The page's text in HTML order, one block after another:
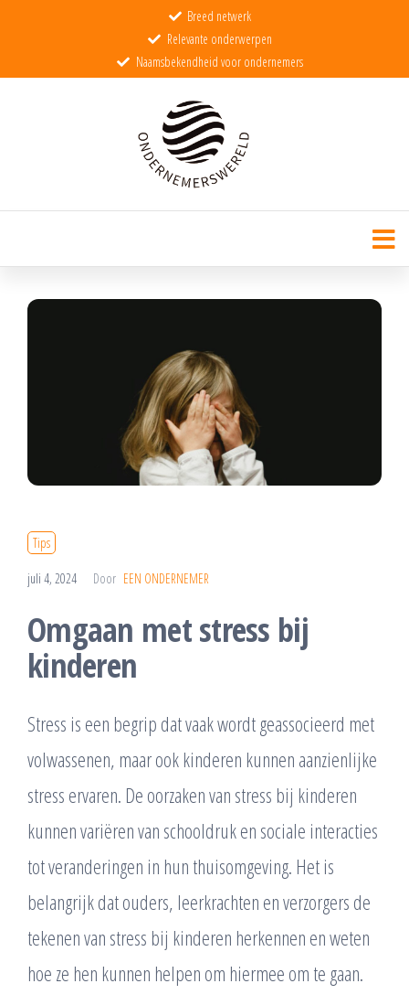
Breed netwerk
Relevante onderwerpen
Naamsbekendheid voor ondernemers
OndernemerswereldDe wereld voor echte ondernemers
Tips
juli 4, 2024 Door EEN ONDERNEMER
Omgaan met stress bij
kinderen
Stress is een begrip dat vaak wordt geassocieerd met
volwassenen, maar ook kinderen kunnen aanzienlijke
stress ervaren. De oorzaken van stress bij kinderen
kunnen variëren van schooldruk en sociale interacties
tot veranderingen in hun thuisomgeving. Het is
belangrijk dat ouders, leerkrachten en verzorgers de
tekenen van stress bij kinderen herkennen en weten
hoe ze hen kunnen helpen om hiermee om te gaan.